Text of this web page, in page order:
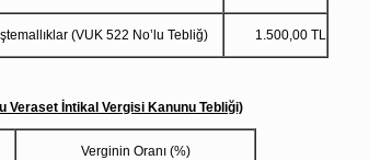
(VUK 522 No’lu Tebliğ) 1.500,00 TL
Veraset İntikal Vergisi Kanunu Tebliği)
Verginin Oranı (%)